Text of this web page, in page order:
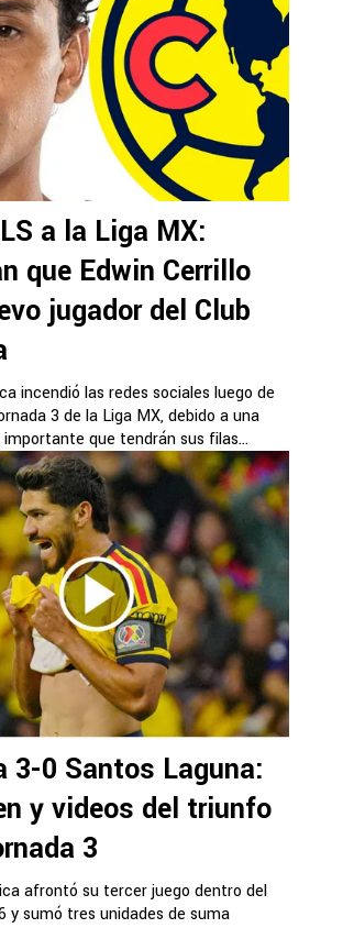
a la Liga MX:
que Edwin Cerrillo
jugador del Club
incendió las redes sociales luego de
3 de la Liga MX, debido a una
que tendrán sus filas...
3-0 Santos Laguna:
y videos del triunfo
3
afrontó su tercer juego dentro del
y sumó tres unidades de suma